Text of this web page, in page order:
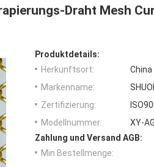
Draht Mesh
Produktdetails:
Herkunftsort:
China
Markenname:
Zertifizierung:
Modellnummer:
XY-
Zahlung und Versand AGB:
Min Bestellmenge: